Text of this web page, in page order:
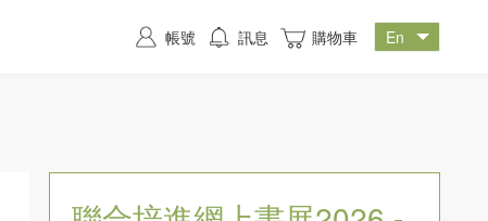
帳號 訊息 購物車